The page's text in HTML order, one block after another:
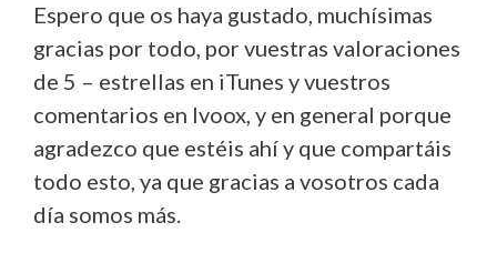
Espero que os haya gustado, muchísimas
gracias por todo, por vuestras valoraciones
de 5 – estrellas en iTunes y vuestros
comentarios en Ivoox, y en general porque
agradezco que estéis ahí y que compartáis
todo esto, ya que gracias a vosotros cada
día somos más.